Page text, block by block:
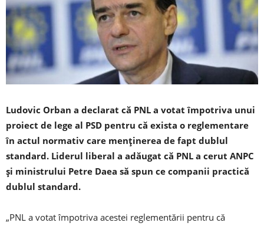
Ludovic Orban a declarat că PNL a votat împotriva unui
proiect de lege al PSD pentru că exista o reglementare
în actul normativ care menţinerea de fapt dublul
standard. Liderul liberal a adăugat că PNL a cerut ANPC
şi ministrului Petre Daea să spun ce companii practică
dublul standard.
„PNL a votat împotriva acestei reglementării pentru că